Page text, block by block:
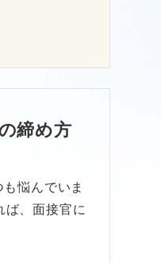
締め方
悩んでいま
ば、面接官に